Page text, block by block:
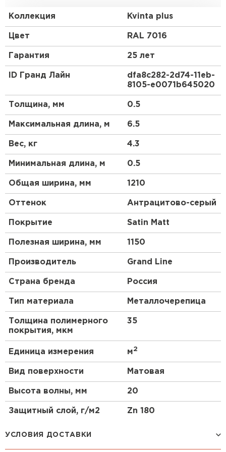
домиками.
Преимущества:
Геометрия волны и высота ступеньки 30 мм
повторяют профиль натуральной черепицы.
3D рез, повторяющий геометрию волны.
Коллекция Kvinta plus
Цвет RAL 7016
Гарантия 25 лет
ID Гранд Лайн
dfa8c282-2d74-11eb-
8105-e0071b645020
Толщина, мм 0.5
Максимальная длина, м 6.5
Вес, кг 4.3
Минимальная длина, м 0.5
Общая ширина, мм 1210
Оттенок Антрацитово-серый
Покрытие Satin Мatt
Полезная ширина, мм 1150
Производитель Grand Line
Страна бренда Россия
Тип материала Металлочерепица
Толщина полимерного
покрытия, мкм
35
Единица измерения м2
Вид поверхности Матовая
Высота волны, мм 20
Защитный слой, г/м2 Zn 180
УСЛОВИЯ ДОСТАВКИ